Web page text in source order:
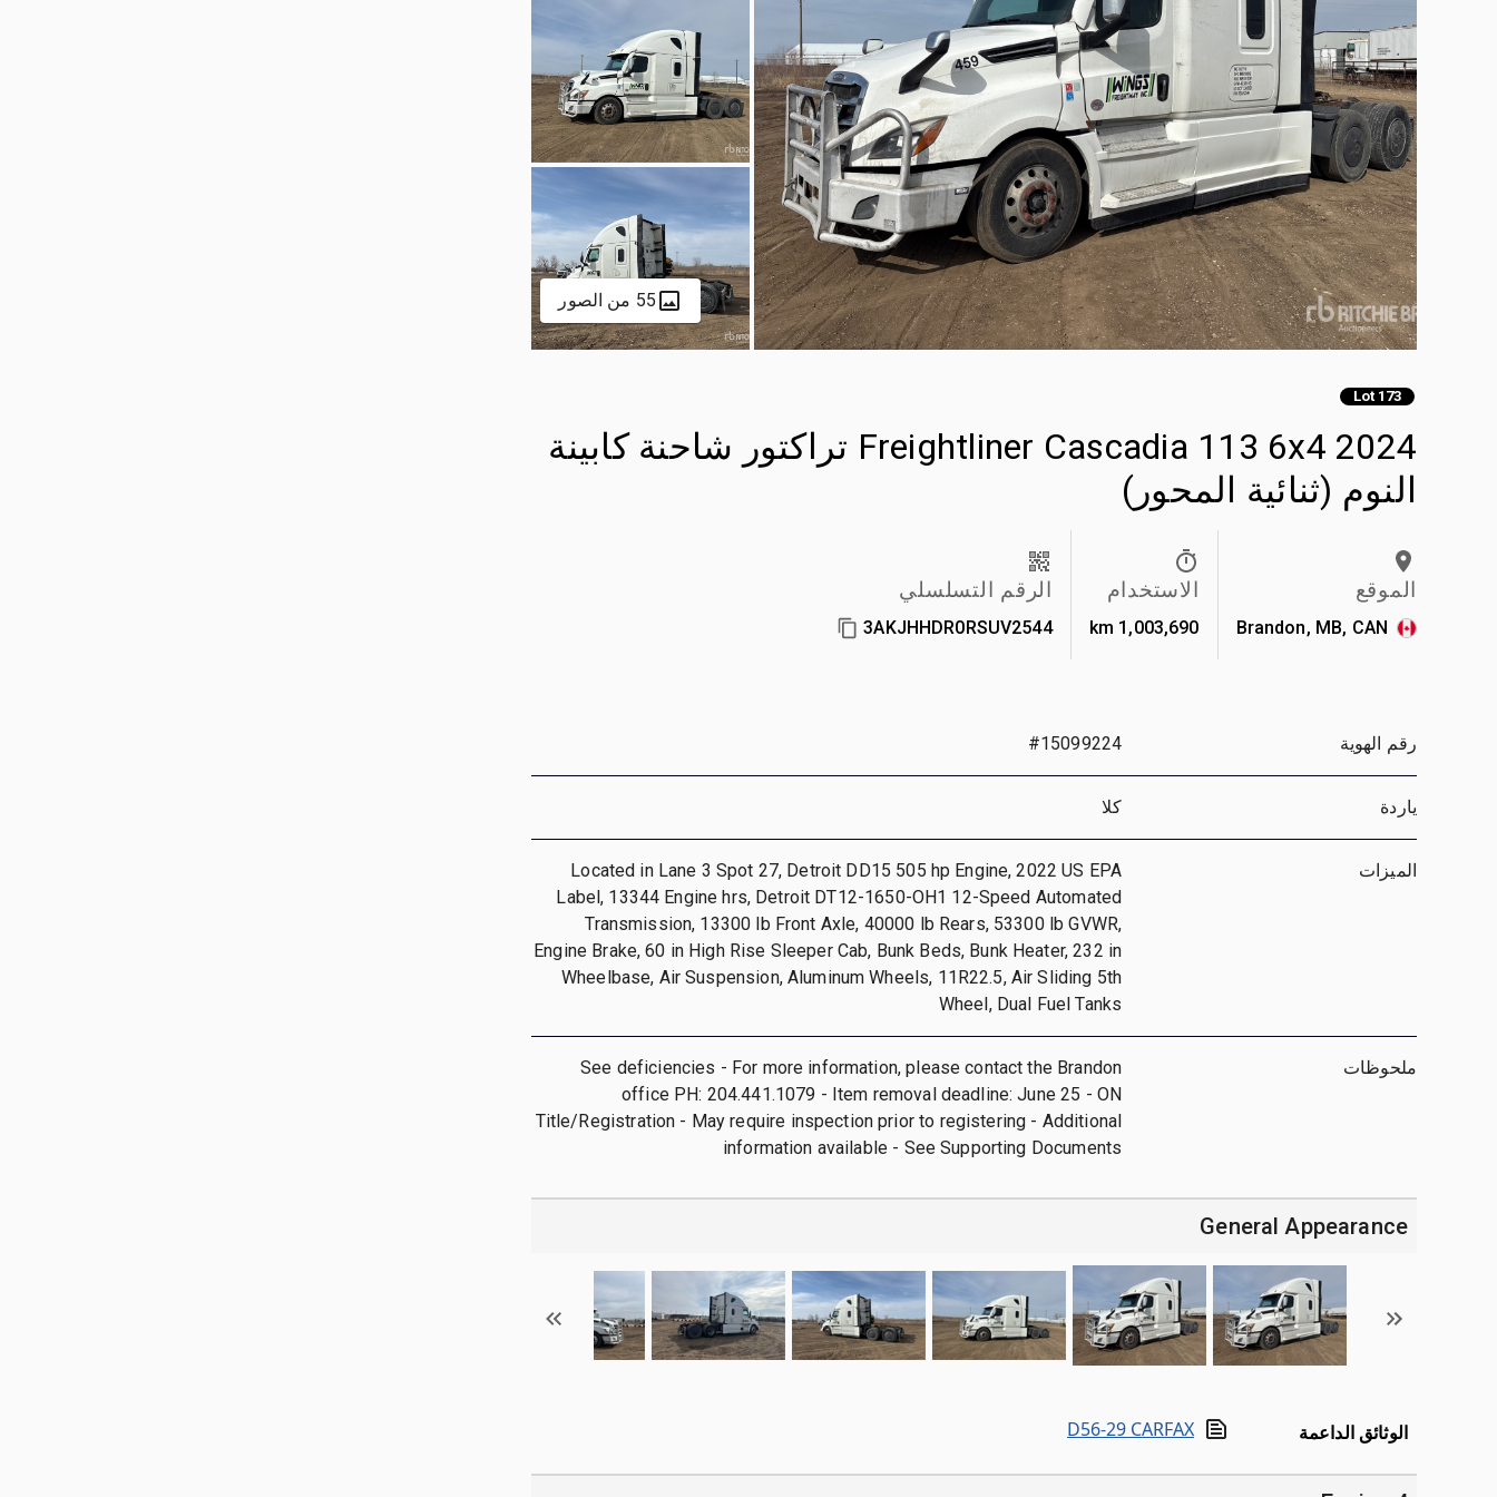
55 من الصور
Lot 173
2024 Freightliner Cascadia 113 6x4 تراكتور شاحنة كابينة
النوم (ثنائية المحور)
الموقع
Brandon, MB, CAN
الاستخدام
1,003,690 km
الرقم التسلسلي
3AKJHHDR0RSUV2544
رقم الهوية #15099224
ياردة كلا
الميزات
Located in Lane 3 Spot 27, Detroit DD15 505 hp Engine, 2022 US EPA
Label, 13344 Engine hrs, Detroit DT12-1650-OH1 12-Speed Automated
Transmission, 13300 lb Front Axle, 40000 lb Rears, 53300 lb GVWR,
Engine Brake, 60 in High Rise Sleeper Cab, Bunk Beds, Bunk Heater, 232 in
Wheelbase, Air Suspension, Aluminum Wheels, 11R22.5, Air Sliding 5th
Wheel, Dual Fuel Tanks
ملحوظات
See deficiencies - For more information, please contact the Brandon
office PH: 204.441.1079 - Item removal deadline: June 25 - ON
Title/Registration - May require inspection prior to registering - Additional
information available - See Supporting Documents
General Appearance
الوثائق الداعمة D56-29 CARFAX